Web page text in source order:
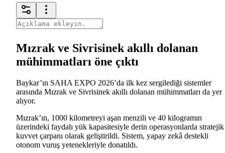
Mızrak ve Sivrisinek akıllı dolanan
mühimmatları öne çıktı
Baykar’ın SAHA EXPO 2026’da ilk kez sergilediği sistemler
arasında Mızrak ve Sivrisinek akıllı dolanan mühimmatları da yer
alıyor.
Mızrak’ın, 1000 kilometreyi aşan menzili ve 40 kilogramın
üzerindeki faydalı yük kapasitesiyle derin operasyonlarda stratejik
kuvvet çarpanı olarak geliştirildi. Sistem, yapay zekâ destekli
otonom vuruş yetenekleriyle donatıldı.